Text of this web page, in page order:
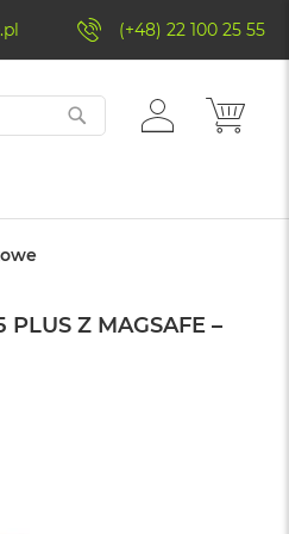
(+48) 22 100 25 55
ZALOGUJ
SIĘ
MÓJ
Z MAGSAFE –